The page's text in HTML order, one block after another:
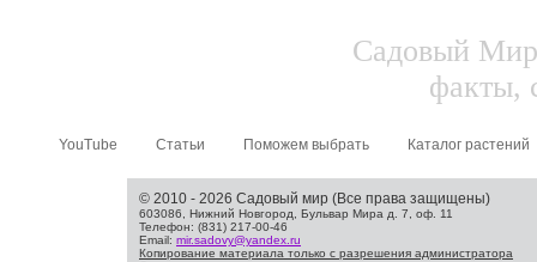
Садовый
факты,
YouTube Статьи Поможем выбрать Каталог растений
© 2010 - 2026 Садовый мир (Все права защищены)
603086, Нижний Новгород, Бульвар Мира д. 7, оф. 11
Телефон: (831) 217-00-46
Email: mir.sadovy@yandex.ru
Копирование материала только с разрешения администратора